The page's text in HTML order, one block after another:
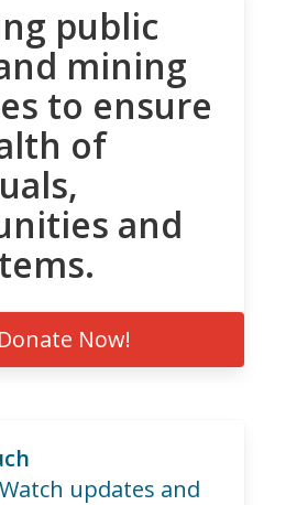
public
mining
to ensure
of
and
Donate Now!
updates and